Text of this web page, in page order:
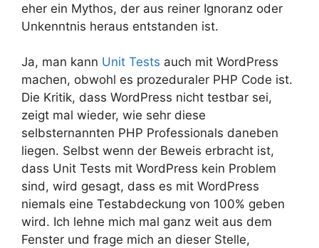
eher ein Mythos, der aus reiner Ignoranz oder
Unkenntnis heraus entstanden ist.
Ja, man kann Unit Tests auch mit WordPress
machen, obwohl es prozeduraler PHP Code ist.
Die Kritik, dass WordPress nicht testbar sei,
zeigt mal wieder, wie sehr diese
selbsternannten PHP Professionals daneben
liegen. Selbst wenn der Beweis erbracht ist,
dass Unit Tests mit WordPress kein Problem
sind, wird gesagt, dass es mit WordPress
niemals eine Testabdeckung von 100% geben
wird. Ich lehne mich mal ganz weit aus dem
Fenster und frage mich an dieser Stelle,